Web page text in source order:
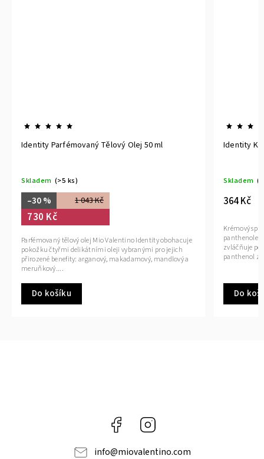
Olej 50 ml
Valentino Identity obohacuje
vybranými pro jejich
makadamový, mandlový a
Identity Krémový Sprchový Gel 200 ml
Krémový sprchový gel s mořskými řasami a D-
panthenolem. Díky výtažku z mořských řas
zvláčňuje pokožku a zanechává ji hedvábně
panthenol zvlhčuje pokožku,...
Facebook
info@miovalentino.com